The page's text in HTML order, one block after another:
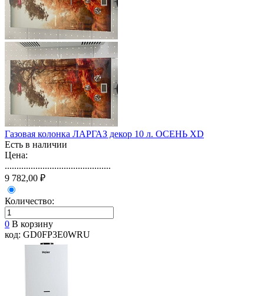
Газовая колонка ЛАРГАЗ декор 10 л. ОСЕНЬ XD
Есть в наличии
Цена:
.............................................
9 782,00 ₽
Количество:
0 В корзину
код: GD0FP3E0WRU